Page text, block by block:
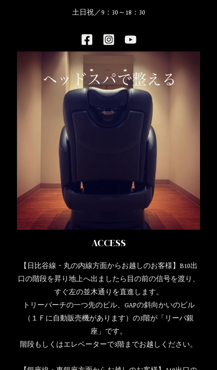
土日祝／9：30～18：30
ACCESS
【日比谷線・丸の内線方面からお越しのお客様】B10出
口の階段を昇り地上へ出ましたら目の前の信号を渡り、
すぐ左の並木通りを直進します。
トリーバーチの一つ先のビル、GAPの斜向かいのビル
（１Ｆに自動販売機があります）の3階が「リーバ銀
座」です。
階段もしくはエレベーターで3階までお越しください。